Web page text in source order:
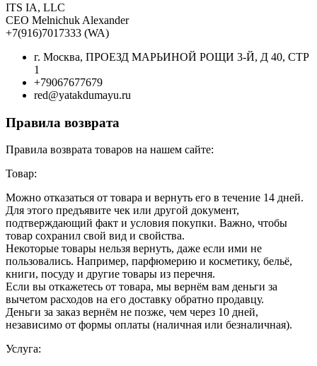
ITS IA, LLC
CEO Melnichuk Alexander
+7(916)7017333 (WA)
г. Москва, ПРОЕЗД МАРЬИНОЙ РОЩИ 3-Й, Д 40, СТР
1
+79067677679
red@yatakdumayu.ru
Правила возврата
Правила возврата товаров на нашем сайте:
Товар:
Можно отказаться от товара и вернуть его в течение 14 дней.
Для этого предъявите чек или другой документ,
подтверждающий факт и условия покупки. Важно, чтобы
товар сохранил свой вид и свойства.
Некоторые товары нельзя вернуть, даже если ими не
пользовались. Например, парфюмерию и косметику, бельё,
книги, посуду и другие товары из перечня.
Если вы откажетесь от товара, мы вернём вам деньги за
вычетом расходов на его доставку обратно продавцу.
Деньги за заказ вернём не позже, чем через 10 дней,
независимо от формы оплаты (наличная или безналичная).
Услуга: